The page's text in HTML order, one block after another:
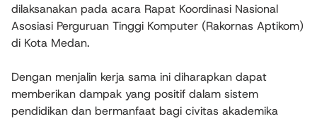
dilaksanakan pada acara Rapat Koordinasi Nasional
Asosiasi Perguruan Tinggi Komputer (Rakornas Aptikom)
di Kota Medan.
Dengan menjalin kerja sama ini diharapkan dapat
memberikan dampak yang positif dalam sistem
pendidikan dan bermanfaat bagi civitas akademika